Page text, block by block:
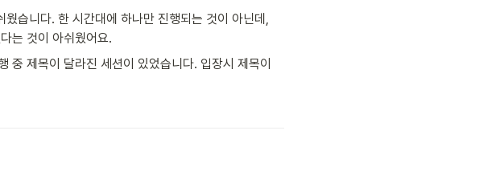
습니다. 한 시간대에 하나만 진행되는 것이 아닌데,
는 것이 아쉬웠어요.
중 제목이 달라진 세션이 있었습니다. 입장시 제목이